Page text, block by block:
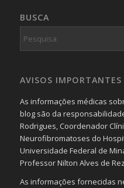
BUSCA
AVISOS IMPORTANTES
As informações médicas
blog são da
Rodrigues, Coordenador
Neurofibromatoses do
Universidade Federal de
Professor Nilton Alves de
As informações fornecidas